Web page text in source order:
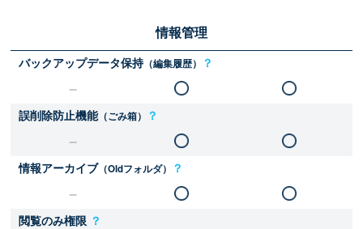
情報管理
バックアップデータ保持（編集履歴） ？
誤削除防止機能（ごみ箱） ？
情報アーカイブ（Oldフォルダ） ？
閲覧のみ権限 ？